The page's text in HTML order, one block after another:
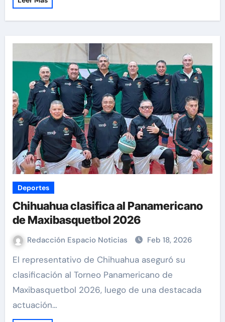
Deportes
Chihuahua clasifica al Panamericano
de Maxibasquetbol 2026
Redacción Espacio Noticias Feb 18, 2026
El representativo de Chihuahua aseguró su
clasificación al Torneo Panamericano de
Maxibasquetbol 2026, luego de una destacada
actuación…